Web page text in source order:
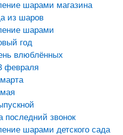
шарами магазина
из шаров
шарами
год
влюблённых
февраля
последний звонок
шарами детского сада